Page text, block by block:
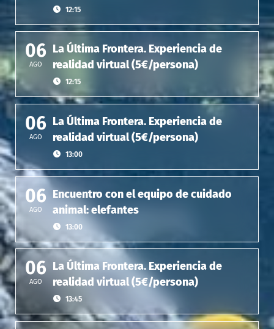
12:15
06
AGO
La Última Frontera. Experiencia de
realidad virtual (5€/persona)
12:15
06
AGO
La Última Frontera. Experiencia de
realidad virtual (5€/persona)
13:00
06
AGO
Encuentro con el equipo de cuidado
animal: elefantes
13:00
06
AGO
La Última Frontera. Experiencia de
realidad virtual (5€/persona)
13:45